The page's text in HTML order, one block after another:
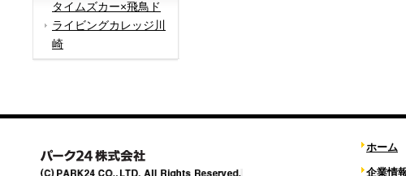
タイムズカー×飛鳥ド
ライビングカレッジ川
崎
ホーム
企業情